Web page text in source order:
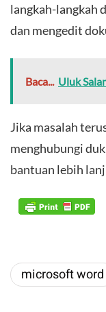
langkah-langkah
dan mengedit
Baca... Uluk
Jika masalah
menghubungi
bantuan lebih
microsoft word